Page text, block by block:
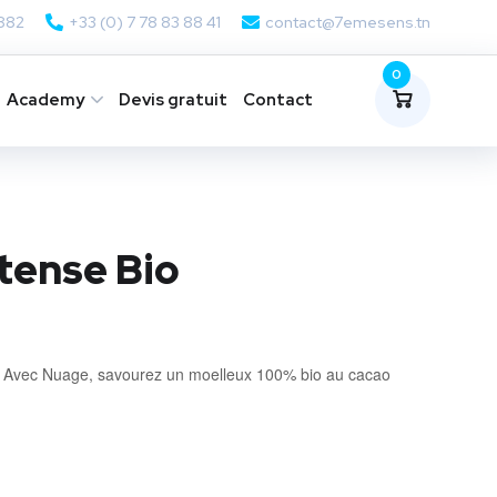
+33 (0) 7 78 83 88 41 contact@7emesens.tn
Academy Devis gratuit Contact
0
Bio
Nuage, savourez un moelleux 100% bio au cacao